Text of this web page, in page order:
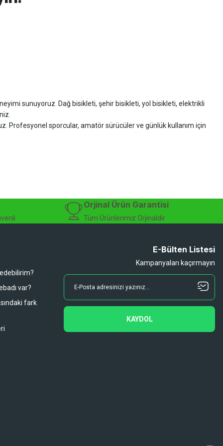
sunuyoruz. Dağ bisikleti, şehir bisikleti, yol bisikleti, elektrikli
Profesyonel sporcular, amatör sürücüler ve günlük kullanım için
Orjinal Ürün Garantisi
Tüm Ürünlerimiz Orjinaldir
var?
fark
E-Bülten Listesi
Kampanyaları kaçırmayın
KAYDOL